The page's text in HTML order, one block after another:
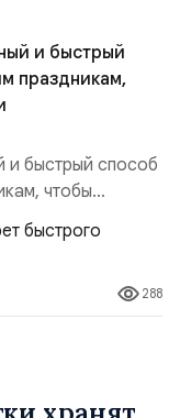
и быстрый
праздникам,
и быстрый способ
чтобы
Об этом
Дмитрий
перед
и
только продукты,
288